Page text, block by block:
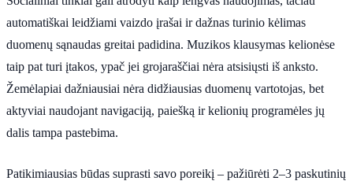
automatiškai leidžiami vaizdo įrašai ir dažnas turinio kėlimas
duomenų sąnaudas greitai padidina. Muzikos klausymas kelionėse
taip pat turi įtakos, ypač jei grojaraščiai nėra atsisiųsti iš anksto.
Žemėlapiai dažniausiai nėra didžiausias duomenų vartotojas, bet
aktyviai naudojant navigaciją, paiešką ir kelionių programėles jų
dalis tampa pastebima.
Patikimiausias būdas suprasti savo poreikį – pažiūrėti 2–3 paskutinių